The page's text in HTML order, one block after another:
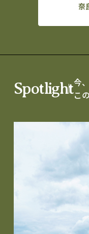
奈
Spotlight今
こ